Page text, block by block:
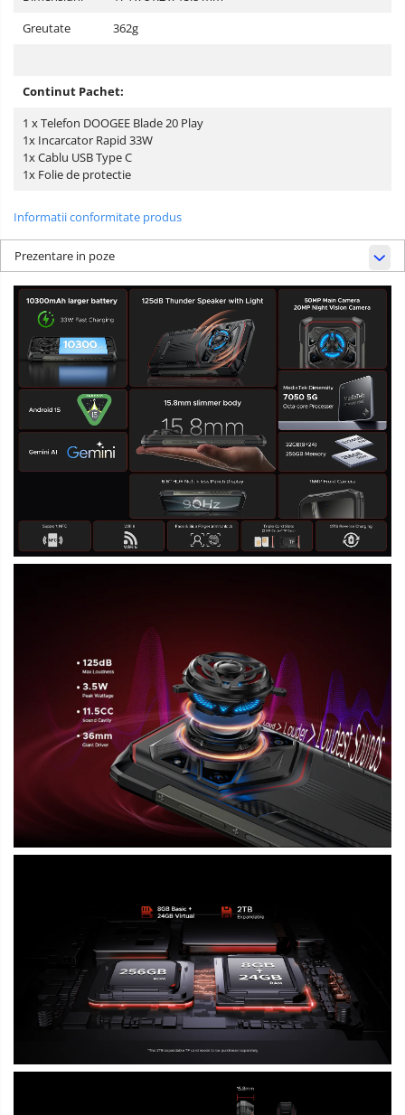
Greutate
362g
Continut Pachet:
1 x Telefon DOOGEE Blade 20 Play
1x Incarcator Rapid 33W
1x Cablu USB Type C
1x Folie de protectie
Informatii conformitate produs
Prezentare in poze